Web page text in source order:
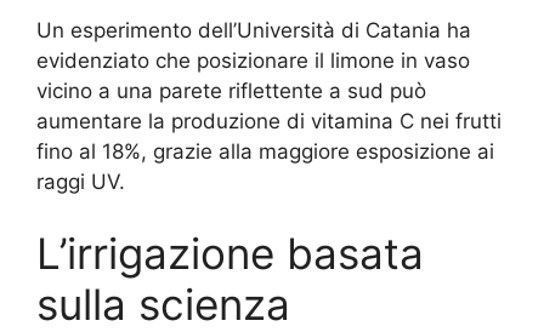
Un esperimento dell’Università di Catania ha
evidenziato che posizionare il limone in vaso
vicino a una parete riflettente a sud può
aumentare la produzione di vitamina C nei frutti
fino al 18%, grazie alla maggiore esposizione ai
raggi UV.
L’irrigazione basata
sulla scienza